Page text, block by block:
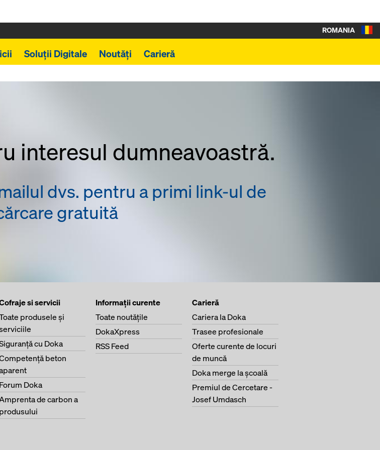
Soluții Digitale Noutăți Carieră
ROMANIA
interesul dumneavoastră.
dvs. pentru a primi link-ul de
gratuită
si servicii
produsele şi
cu Doka
beton
Forum Doka
de carbon a
produsului
Informaţii curente
Toate noutăţile
DokaXpress
RSS Feed
Carieră
Cariera la Doka
Trasee profesionale
Oferte curente de locuri
de muncă
Doka merge la şcoală
Premiul de Cercetare -
Josef Umdasch